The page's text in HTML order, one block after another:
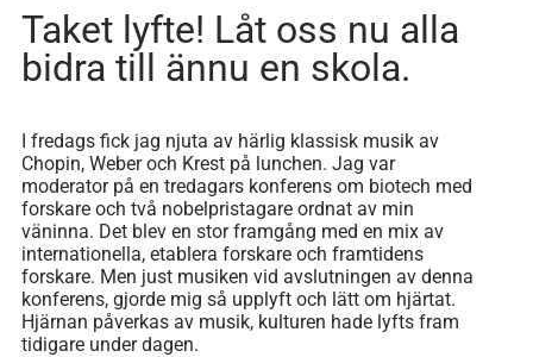
Taket lyfte! Låt oss nu alla
bidra till ännu en skola.
I fredags fick jag njuta av härlig klassisk musik av
Chopin, Weber och Krest på lunchen. Jag var
moderator på en tredagars konferens om biotech med
forskare och två nobelpristagare ordnat av min
väninna. Det blev en stor framgång med en mix av
internationella, etablera forskare och framtidens
forskare. Men just musiken vid avslutningen av denna
konferens, gjorde mig så upplyft och lätt om hjärtat.
Hjärnan påverkas av musik, kulturen hade lyfts fram
tidigare under dagen.